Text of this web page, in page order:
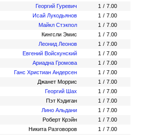
Георгий Гуревич 1 / 7.00
Исай Лукодьянов 1 / 7.00
Майкл Стэкпол 1 / 7.00
Кингсли Эмис 1 / 7.00
Леонид Леонов 1 / 7.00
Евгений Войскунский 1 / 7.00
Ариадна Громова 1 / 7.00
Ганс Христиан Андерсен 1 / 7.00
Джанет Моррис 1 / 7.00
Георгий Шах 1 / 7.00
Пэт Кэдиган 1 / 7.00
Лино Альдани 1 / 7.00
Роберт Крэйн 1 / 7.00
Никита Разговоров 1 / 7.00